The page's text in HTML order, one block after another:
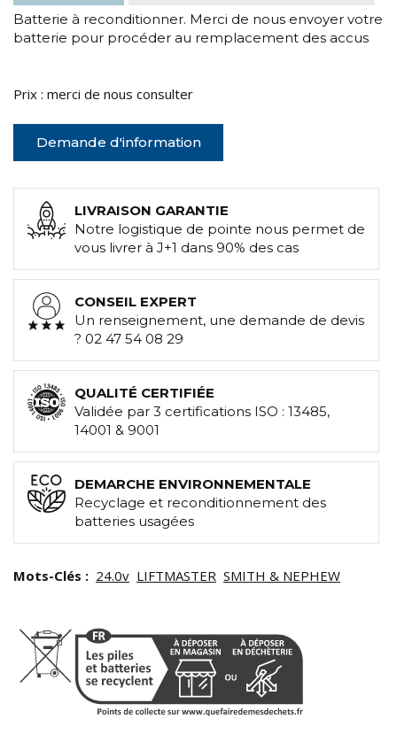
Batterie à reconditionner. Merci de nous envoyer votre
batterie pour procéder au remplacement des accus
Prix : merci de nous consulter
Demande d'information
LIVRAISON GARANTIE
Notre logistique de pointe nous permet de
vous livrer à J+1 dans 90% des cas
CONSEIL EXPERT
Un renseignement, une demande de devis
? 02 47 54 08 29
QUALITÉ CERTIFIÉE
Validée par 3 certifications ISO : 13485,
14001 & 9001
DEMARCHE ENVIRONNEMENTALE
Recyclage et reconditionnement des
batteries usagées
Mots-Clés : 24.0v LIFTMASTER SMITH & NEPHEW